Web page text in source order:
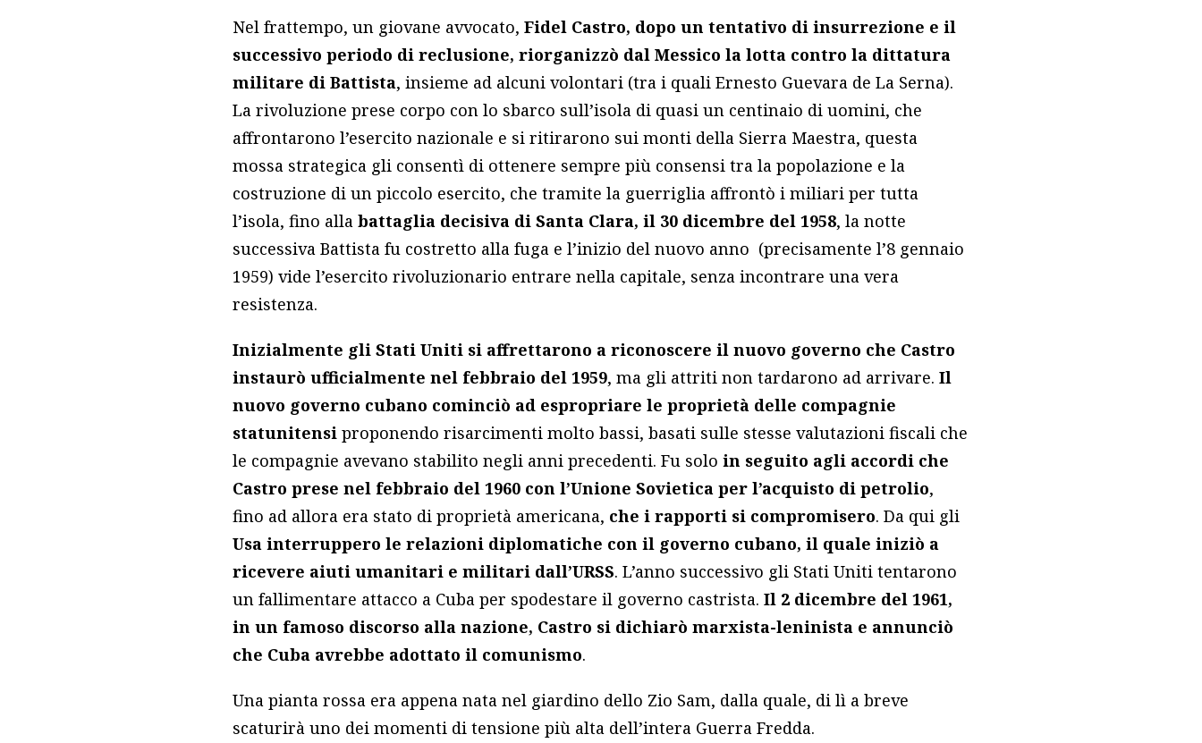
Nel frattempo, un giovane avvocato,Fidel Castro, dopo un tentativo di insurrezione e il
successivo periodo di reclusione, riorganizzò dal Messico la lotta contro la dittatura
militare di Battista, insieme ad alcuni volontari (tra i quali Ernesto Guevara de La Serna).
La rivoluzione prese corpo con lo sbarco sull’isola di quasi un centinaio di uomini, che
affrontarono l’esercito nazionale e si ritirarono sui monti della Sierra Maestra, questa
mossa strategica gli consentì di ottenere sempre più consensi tra la popolazione e la
costruzione di un piccolo esercito, che tramite la guerriglia affrontò i miliari per tutta
l’isola, fino allabattaglia decisiva di Santa Clara, il 30 dicembre del 1958, la notte
successiva Battista fu costretto alla fuga e l’inizio del nuovo anno (precisamente l’8 gennaio
1959) vide l’esercito rivoluzionario entrare nella capitale, senza incontrare una vera
resistenza.
Inizialmente gli Stati Uniti si affrettarono a riconoscere il nuovo governo che Castro
instaurò ufficialmente nel febbraio del 1959, ma gli attriti non tardarono ad arrivare.Il
nuovo governo cubano cominciò ad espropriare le proprietà delle compagnie
statunitensi proponendo risarcimenti molto bassi, basati sulle stesse valutazioni fiscali che
le compagnie avevano stabilito negli anni precedenti. Fu soloin seguito agli accordi che
Castro prese nel febbraio del 1960 con l’Unione Sovietica per l’acquisto di petrolio,
fino ad allora era stato di proprietà americana, che i rapporti si compromisero. Da qui gli
Usa interruppero le relazioni diplomatiche con il governo cubano, il quale iniziò a
ricevere aiuti umanitari e militari dall’URSS. L’anno successivo gli Stati Uniti tentarono
un fallimentare attacco a Cuba per spodestare il governo castrista.Il 2 dicembre del 1961,
in un famoso discorso alla nazione, Castro si dichiarò marxista-leninista e annunciò
che Cuba avrebbe adottato il comunismo.
Una pianta rossa era appena nata nel giardino dello Zio Sam, dalla quale, di lì a breve
scaturirà uno dei momenti di tensione più alta dell’intera Guerra Fredda.